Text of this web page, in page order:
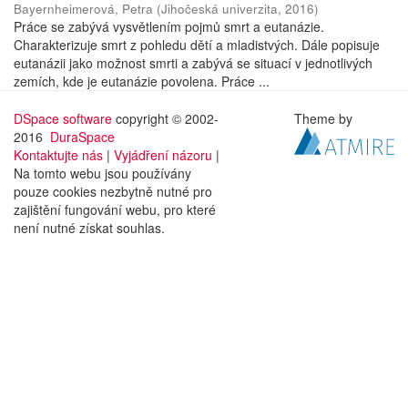
Bayernheimerová, Petra (Jihočeská univerzita, 2016)
Práce se zabývá vysvětlením pojmů smrt a eutanázie.
Charakterizuje smrt z pohledu dětí a mladistvých. Dále popisuje
eutanázii jako možnost smrti a zabývá se situací v jednotlivých
zemích, kde je eutanázie povolena. Práce ...
DSpace software copyright © 2002-
2016 DuraSpace
Kontaktujte nás | Vyjádření názoru |
Na tomto webu jsou používány
pouze cookies nezbytně nutné pro
zajištění fungování webu, pro které
není nutné získat souhlas.
Theme by